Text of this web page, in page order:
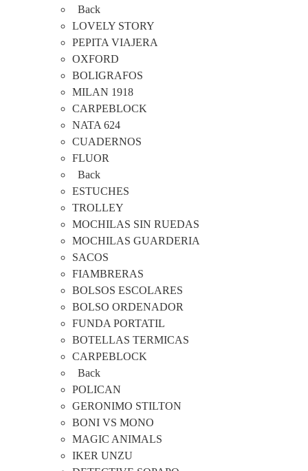
Back
LOVELY STORY
PEPITA VIAJERA
OXFORD
BOLIGRAFOS
MILAN 1918
CARPEBLOCK
NATA 624
CUADERNOS
FLUOR
Back
ESTUCHES
TROLLEY
MOCHILAS SIN RUEDAS
MOCHILAS GUARDERIA
SACOS
FIAMBRERAS
BOLSOS ESCOLARES
BOLSO ORDENADOR
FUNDA PORTATIL
BOTELLAS TERMICAS
CARPEBLOCK
Back
POLICAN
GERONIMO STILTON
BONI VS MONO
MAGIC ANIMALS
IKER UNZU